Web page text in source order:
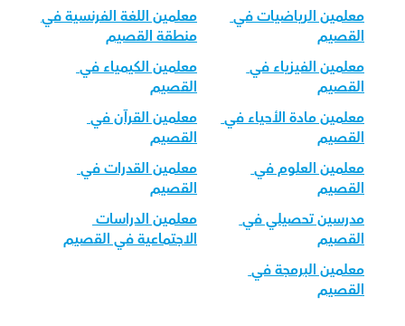
معلمين الرياضيات في
القصيم
معلمين اللغة الفرنسية في
منطقة القصيم
معلمين الفيزياء في
القصيم
معلمين الكيمياء في
القصيم
معلمين مادة الأحياء في
القصيم
معلمين القرآن في
القصيم
معلمين العلوم في
القصيم
معلمين القدرات في
القصيم
مدرسين تحصيلي في
القصيم
معلمين الدراسات
الاجتماعية في القصيم
معلمين البرمجة في
القصيم